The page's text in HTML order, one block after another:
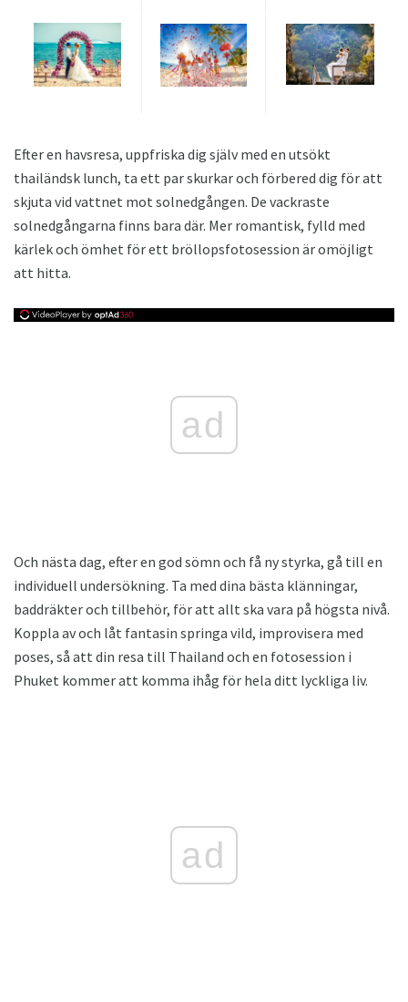
Efter en havsresa, uppfriska dig själv med en utsökt
thailändsk lunch, ta ett par skurkar och förbered dig för att
skjuta vid vattnet mot solnedgången. De vackraste
solnedgångarna finns bara där. Mer romantisk, fylld med
kärlek och ömhet för ett bröllopsfotosession är omöjligt
att hitta.
ad
Och nästa dag, efter en god sömn och få ny styrka, gå till en
individuell undersökning. Ta med dina bästa klänningar,
baddräkter och tillbehör, för att allt ska vara på högsta nivå.
Koppla av och låt fantasin springa vild, improvisera med
poses, så att din resa till Thailand och en fotosession i
Phuket kommer att komma ihåg för hela ditt lyckliga liv.
ad